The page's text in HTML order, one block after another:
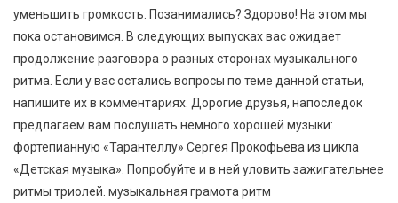
уменьшить громкость. Позанимались? Здорово! На этом мы
пока остановимся. В следующих выпусках вас ожидает
продолжение разговора о разных сторонах музыкального
ритма. Если у вас остались вопросы по теме данной статьи,
напишите их в комментариях. Дорогие друзья, напоследок
предлагаем вам послушать немного хорошей музыки:
фортепианную «Тарантеллу» Сергея Прокофьева из цикла
«Детская музыка». Попробуйте и в ней уловить зажигательнее
ритмы триолей. музыкальная грамота ритм